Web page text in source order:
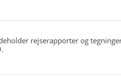
rejserapporter og